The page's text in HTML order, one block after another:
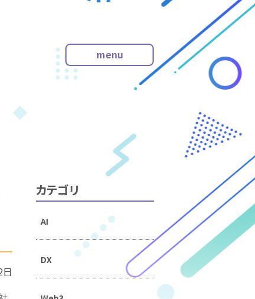
menu
・会社トップ
・採用情報
・お問い合わせ
カテゴリ
AI
DX